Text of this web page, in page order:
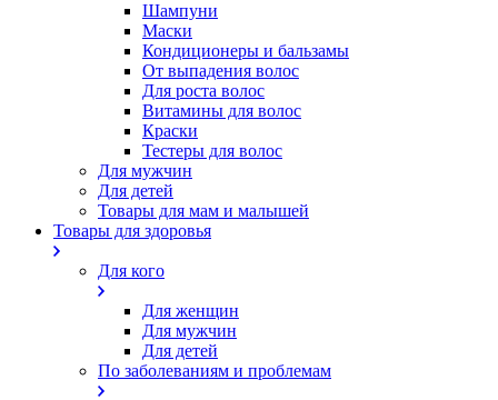
Шампуни
Маски
Кондиционеры и бальзамы
От выпадения волос
Для роста волос
Витамины для волос
Краски
Тестеры для волос
Для мужчин
Для детей
Товары для мам и малышей
Товары для здоровья
Для кого
Для женщин
Для мужчин
Для детей
По заболеваниям и проблемам